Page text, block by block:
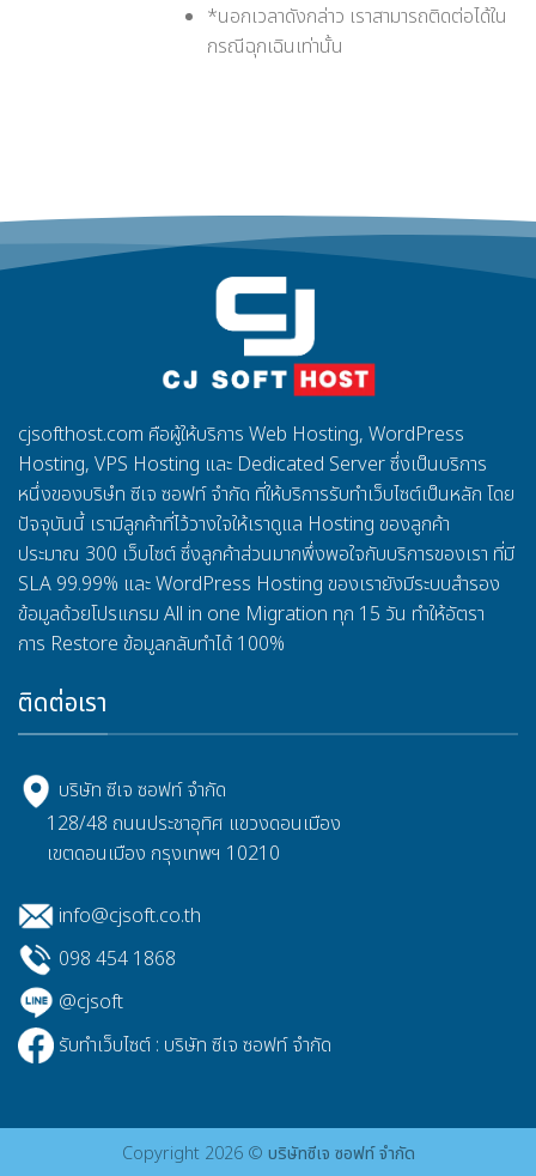
*นอกเวลาดังกล่าว เราสามารถติดต่อได้ใน
กรณีฉุกเฉินเท่านั้น
cjsofthost.com คือผู้ให้บริการ Web Hosting, WordPress
Hosting, VPS Hosting และ Dedicated Serverซึ่งเป็นบริการ
หนึ่งของบริษํท ซีเจ ซอฟท์ จำกัด ที่ให้บริการรับทำเว็บไซต์เป็นหลัก โดย
ปัจจุบันนี้ เรามีลูกค้าที่ไว้วางใจให้เราดูแล Hosting ของลูกค้า
ประมาณ 300 เว็บไซต์ ซึ่งลูกค้าส่วนมากพึ่งพอใจกับบริการของเรา ที่มี
SLA 99.99% และWordPress Hosting ของเรายังมีระบบสำรอง
ข้อมูลด้วยโปรแกรม All in one Migration ทุก 15 วัน ทำให้อัตรา
การ Restore ข้อมูลกลับทำได้ 100%
ติดต่อเรา
บริษัท ซีเจ ซอฟท์ จำกัด
128/48 ถนนประชาอุทิศ แขวงดอนเมือง
เขตดอนเมือง กรุงเทพฯ 10210
info@cjsoft.co.th
098 454 1868
@cjsoft
รับทำเว็บไซต์ : บริษัท ซีเจ ซอฟท์ จำกัด
Copyright 2026 © บริษัทซีเจ ซอฟท์ จำกัด